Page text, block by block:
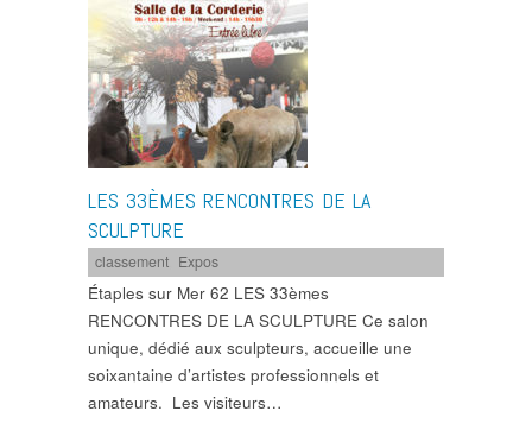
LES 33ÈMES RENCONTRES DE LA
SCULPTURE
classement Expos
Étaples sur Mer 62 LES 33èmes
RENCONTRES DE LA SCULPTURE Ce salon
unique, dédié aux sculpteurs, accueille une
soixantaine d’artistes professionnels et
amateurs. Les visiteurs…